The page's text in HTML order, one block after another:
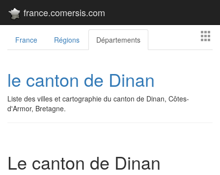
france.comersis.com
France Régions Départements
le canton de Dinan
Liste des villes et cartographie du canton de Dinan, Côtes-
d'Armor, Bretagne.
Le canton de Dinan